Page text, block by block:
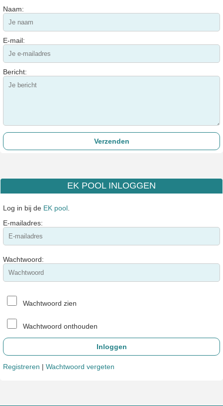
Naam:
E-mail:
Bericht:
EK POOL INLOGGEN
Log in bij de EK pool
E-mailadres:
Wachtwoord:
Wachtwoord zien
Wachtwoord onthouden
Registreren | Wachtwoord vergeten